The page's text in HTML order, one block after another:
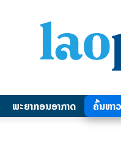
ພະຍາກອນອາກາດ ຄົ້ນຫາ